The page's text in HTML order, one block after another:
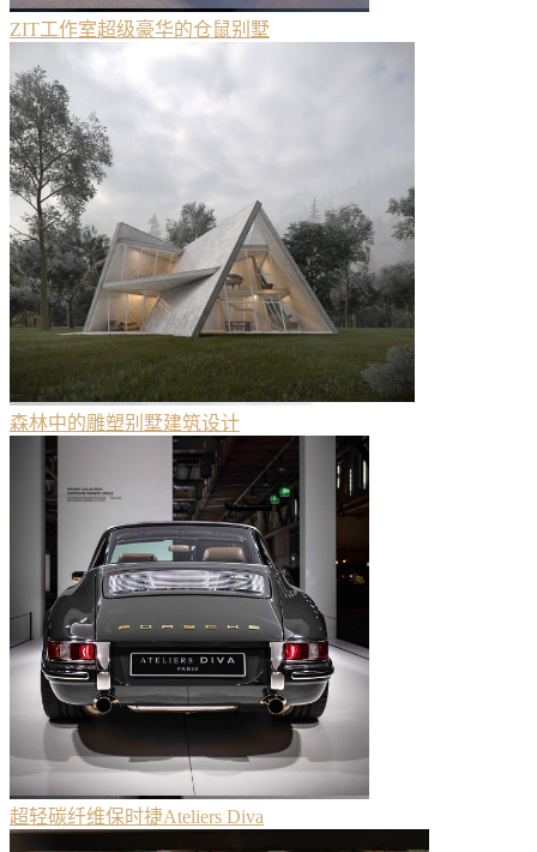
ZIT工作室超级豪华的仓鼠别墅
森林中的雕塑别墅建筑设计
超轻碳纤维保时捷Ateliers Diva